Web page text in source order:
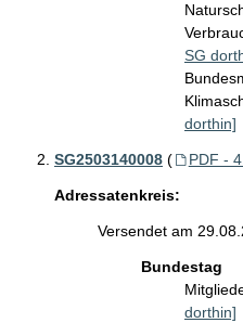
SG
dorthin]
SG2503140008 ( PDF -
Adressatenkreis:
Versendet am
Bundestag
dorthin]